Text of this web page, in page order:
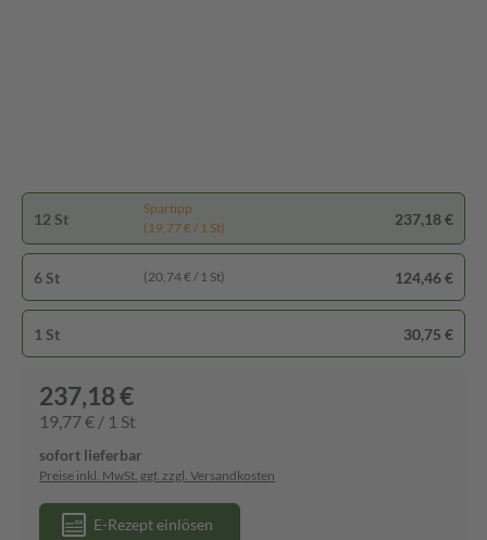
12 St
Spartipp
(19,77 € / 1 St)
237,18 €
6 St (20,74 € / 1 St) 124,46 €
1 St 30,75 €
237,18 €
19,77 € / 1 St
sofort lieferbar
Preise inkl. MwSt. ggf. zzgl. Versandkosten
E-Rezept einlösen